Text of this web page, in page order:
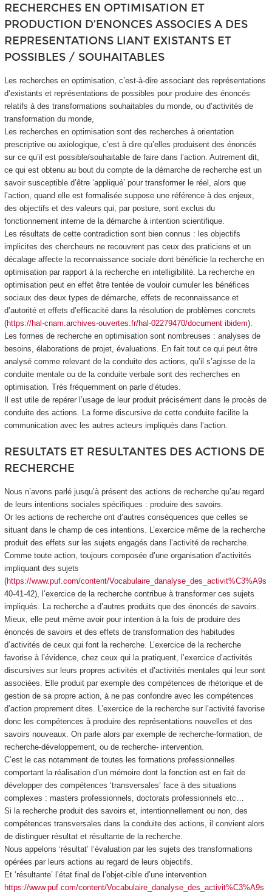
RECHERCHES EN OPTIMISATION ET
PRODUCTION D’ENONCES ASSOCIES A DES
REPRESENTATIONS LIANT EXISTANTS ET
POSSIBLES / SOUHAITABLES
Les recherches en optimisation, c’est-à-dire associant des représentations
d’existants et représentations de possibles pour produire des énoncés
relatifs à des transformations souhaitables du monde, ou d’activités de
transformation du monde,
Les recherches en optimisation sont des recherches à orientation
prescriptive ou axiologique, c’est à dire qu’elles produisent des énoncés
sur ce qu’il est possible/souhaitable de faire dans l’action. Autrement dit,
ce qui est obtenu au bout du compte de la démarche de recherche est un
savoir susceptible d’être ‘appliqué’ pour transformer le réel, alors que
l’action, quand elle est formalisée suppose une référence à des enjeux,
des objectifs et des valeurs qui, par posture, sont exclus du
fonctionnement interne de la démarche à intention scientifique.
Les résultats de cette contradiction sont bien connus : les objectifs
implicites des chercheurs ne recouvrent pas ceux des praticiens et un
décalage affecte la reconnaissance sociale dont bénéficie la recherche en
optimisation par rapport à la recherche en intelligibilité. La recherche en
optimisation peut en effet être tentée de vouloir cumuler les bénéfices
sociaux des deux types de démarche, effets de reconnaissance et
d’autorité et effets d’efficacité dans la résolution de problèmes concrets
(https://hal-cnam.archives-ouvertes.fr/hal-02279470/document ibidem).
Les formes de recherche en optimisation sont nombreuses : analyses de
besoins, élaborations de projet, évaluations. En fait tout ce qui peut être
analysé comme relevant de la conduite des actions, qu’il s’agisse de la
conduite mentale ou de la conduite verbale sont des recherches en
optimisation. Très fréquemment on parle d’études.
Il est utile de repérer l’usage de leur produit précisément dans le procès de
conduite des actions. La forme discursive de cette conduite facilite la
communication avec les autres acteurs impliqués dans l’action.
RESULTATS ET RESULTANTES DES ACTIONS DE
RECHERCHE
Nous n’avons parlé jusqu’à présent des actions de recherche qu’au regard
de leurs intentions sociales spécifiques : produire des savoirs.
Or les actions de recherche ont d’autres conséquences que celles se
situant dans le champ de ces intentions. L’exercice même de la recherche
produit des effets sur les sujets engagés dans l’activité de recherche.
Comme toute action, toujours composée d’une organisation d’activités
impliquant des sujets
(https://www.puf.com/content/Vocabulaire_danalyse_des_activit%C3%A9s
40-41-42), l’exercice de la recherche contribue à transformer ces sujets
impliqués. La recherche a d’autres produits que des énoncés de savoirs.
Mieux, elle peut même avoir pour intention à la fois de produire des
énoncés de savoirs et des effets de transformation des habitudes
d’activités de ceux qui font la recherche. L’exercice de la recherche
favorise à l’évidence, chez ceux qui la pratiquent, l’exercice d’activités
discursives sur leurs propres activités et d’activités mentales qui leur sont
associées. Elle produit par exemple des compétences de rhétorique et de
gestion de sa propre action, à ne pas confondre avec les compétences
d’action proprement dites. L’exercice de la recherche sur l’activité favorise
donc les compétences à produire des représentations nouvelles et des
savoirs nouveaux. On parle alors par exemple de recherche-formation, de
recherche-développement, ou de recherche- intervention.
C’est le cas notamment de toutes les formations professionnelles
comportant la réalisation d’un mémoire dont la fonction est en fait de
développer des compétences ‘transversales’ face à des situations
complexes : masters professionnels, doctorats professionnels etc…
Si la recherche produit des savoirs et, intentionnellement ou non, des
compétences transversales dans la conduite des actions, il convient alors
de distinguer résultat et résultante de la recherche.
Nous appelons ‘résultat’ l’évaluation par les sujets des transformations
opérées par leurs actions au regard de leurs objectifs.
Et ‘résultante’ l’état final de l’objet-cible d’une intervention
https://www.puf.com/content/Vocabulaire_danalyse_des_activit%C3%A9s